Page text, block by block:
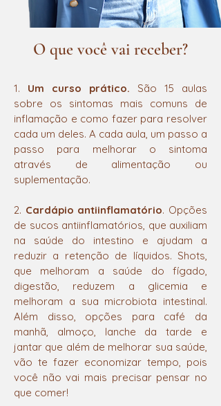
O que você vai receber?
1. Um curso prático. São 15 aulas
sobre os sintomas mais comuns de
inflamação e como fazer para resolver
cada um deles. A cada aula, um passo a
passo para melhorar o sintoma
através de alimentação ou
suplementação.
2. Cardápio antiinflamatório. Opções
de sucos antiinflamatórios, que auxiliam
na saúde do intestino e ajudam a
reduzir a retenção de líquidos. Shots,
que melhoram a saúde do fígado,
digestão, reduzem a glicemia e
melhoram a sua microbiota intestinal.
Além disso, opções para café da
manhã, almoço, lanche da tarde e
jantar que além de melhorar sua saúde,
vão te fazer economizar tempo, pois
você não vai mais precisar pensar no
que comer!